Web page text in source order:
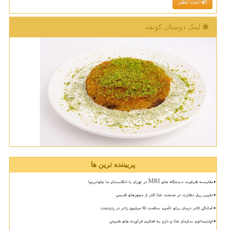
ثبت نظر
لینک دوستان كونفه
پربیننده ترین ها
مقایسه ظرفیت دستگاه های MRI در تهران با انگلستان ما جلوتریم!
تغییر ریل نظارت در صنعت غذا گذر از مجوزهای قدیمی
آمادگی کادر درمان برای تأمین سلامت 15 میلیون زائر در پایتخت
اولتیماتوم سازمان غذا و دارو به فعالین فرآورده های طبیعی